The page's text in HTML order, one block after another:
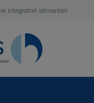
integratori alimentari